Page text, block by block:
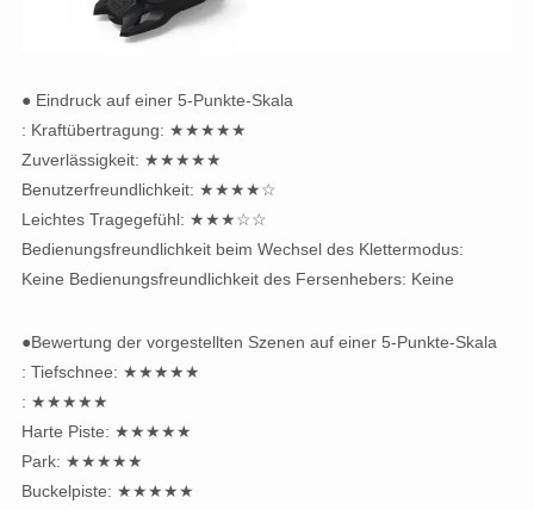
● Eindruck auf einer 5-Punkte-Skala
: Kraftübertragung: ★★★★★
Zuverlässigkeit: ★★★★★
Benutzerfreundlichkeit: ★★★★☆
Leichtes Tragegefühl: ★★★☆☆
Bedienungsfreundlichkeit beim Wechsel des Klettermodus:
Keine Bedienungsfreundlichkeit des Fersenhebers: Keine
●Bewertung der vorgestellten Szenen auf einer 5-Punkte-Skala
: Tiefschnee: ★★★★★
: ★★★★★
Harte Piste: ★★★★★
Park: ★★★★★
Buckelpiste: ★★★★★